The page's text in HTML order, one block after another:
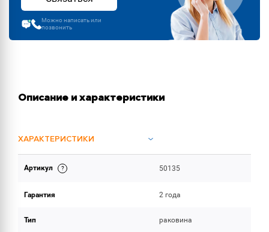
Можно написать или
позвонить
Описание и характеристики
ХАРАКТЕРИСТИКИ
ОБЪЕМ ПОСТАВКИ
Артикул 50135
Гарантия 2 года
Тип раковина